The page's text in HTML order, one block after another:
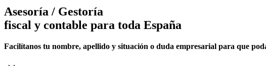
Asesoría / Gestoría
fiscal y contable para toda España
Facilítanos tu nombre, apellido y situación o duda empresarial para que